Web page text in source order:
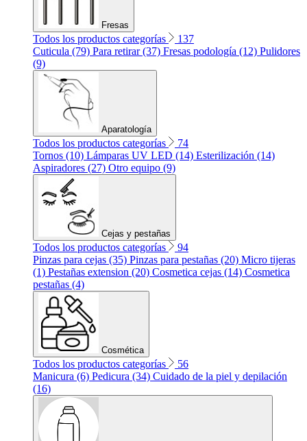
Fresas
Todos los productos categorías
137
Cuticula (79) Para retirar (37) Fresas podología (12) Pulidores
(9)
Aparatología
Todos los productos categorías
74
Tornos (10) Lámparas UV LED (14) Esterilización (14)
Aspiradores (27) Otro equipo (9)
Cejas y pestañas
Todos los productos categorías
94
Pinzas para cejas (35) Pinzas para pestañas (20) Micro tijeras
(1) Pestañas extension (20) Cosmetica cejas (14) Cosmetica
pestañas (4)
Cosmética
Todos los productos categorías
56
Manicura (6) Pedicura (34) Cuidado de la piel y depilación
(16)